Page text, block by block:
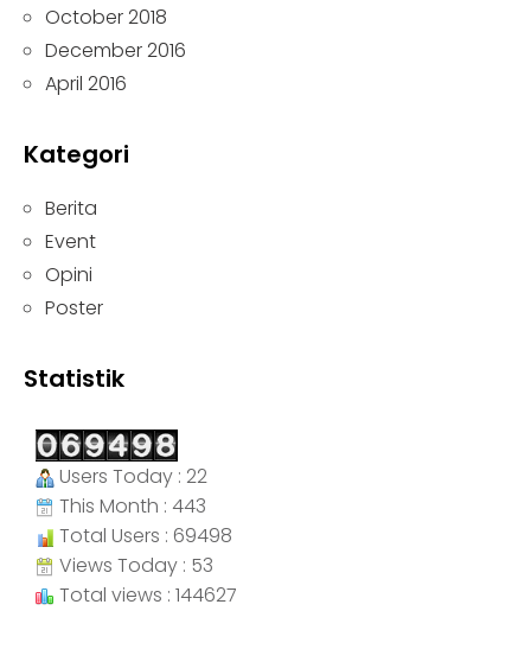
October 2018
December 2016
April 2016
Kategori
Berita
Event
Opini
Poster
Statistik
Users Today : 22
This Month : 443
Total Users : 69498
Views Today : 53
Total views : 144627